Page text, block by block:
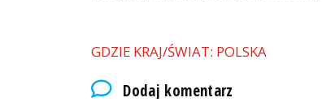
GDZIE KRAJ/ŚWIAT: POLSKA
Dodaj komentarz